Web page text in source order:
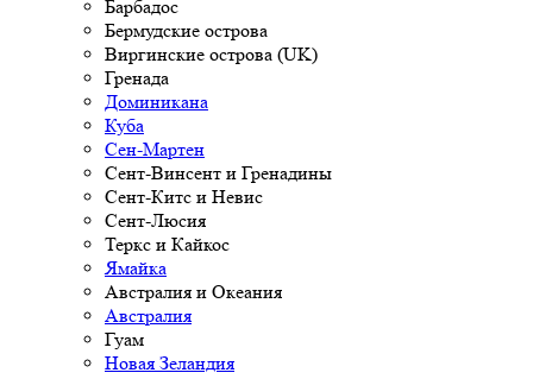
Барбадос
Бермудские острова
Виргинские острова (UK)
Гренада
Доминикана
Куба
Сен-Мартен
Сент-Винсент и Гренадины
Сент-Китс и Невис
Сент-Люсия
Теркс и Кайкос
Ямайка
Австралия и Океания
Австралия
Гуам
Новая Зеландия